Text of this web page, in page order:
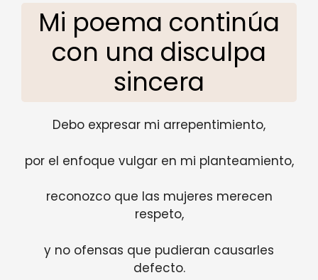
Mi poema continúa
con una disculpa
sincera
Debo expresar mi arrepentimiento,
por el enfoque vulgar en mi planteamiento,
reconozco que las mujeres merecen
respeto,
y no ofensas que pudieran causarles
defecto.